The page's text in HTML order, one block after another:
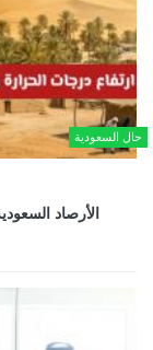
حال السعودية